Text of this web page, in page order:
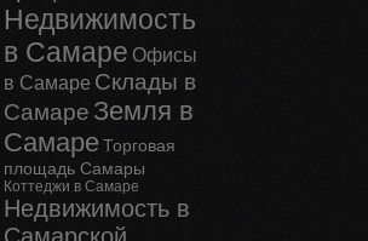
Недвижимость
в Самаре Офисы
в Самаре Склады в
Самаре Земля в
СамареТорговая
площадь Самары
Коттеджи в Самаре
Недвижимость в